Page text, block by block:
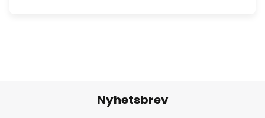
Nyhetsbrev